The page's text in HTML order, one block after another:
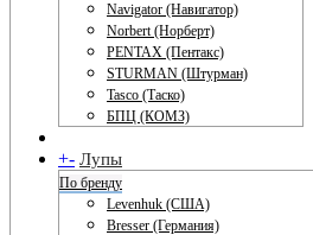
Navigator (Навигатор)
Norbert (Норберт)
PENTAX (Пентакс)
STURMAN (Штурман)
Tasco (Таско)
БПЦ (КОМЗ)
+- Лупы
По бренду
Levenhuk (США)
Bresser (Германия)